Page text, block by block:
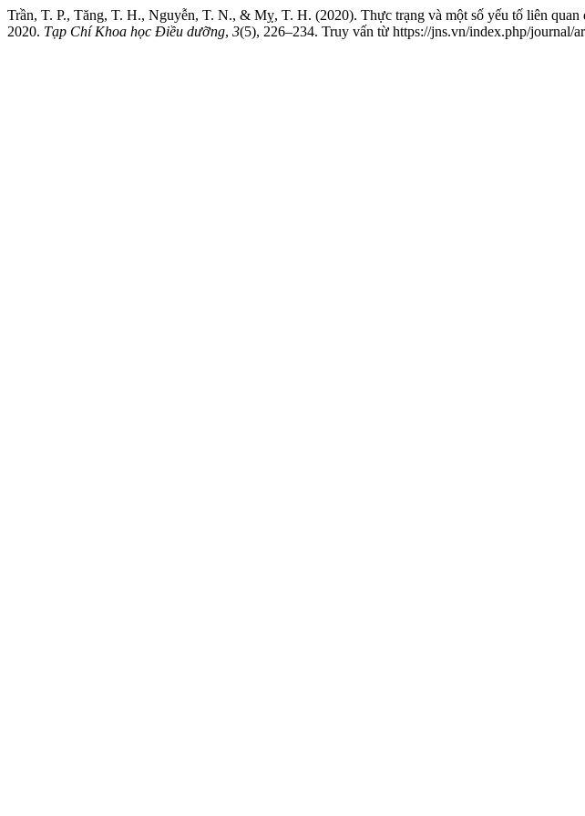
Trần, T. P., Tăng, T. H., Nguyễn, T. N., & Mỵ, T. H. (2020). Thực trạng và một số yếu tố liên
2020. Tạp Chí Khoa học Điều dưỡng, 3(5), 226–234. Truy vấn từ https://jns.vn/index.php/journal/